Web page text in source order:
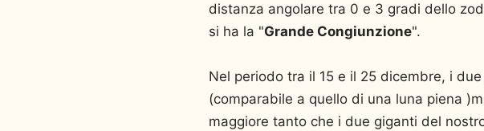
distanza angolare tra 0 e 3 gradi dello
si ha la "Grande Congiunzione".
Nel periodo tra il 15 e il 25 dicembre, i
(comparabile a quello di una luna piena
maggiore tanto che i due giganti del